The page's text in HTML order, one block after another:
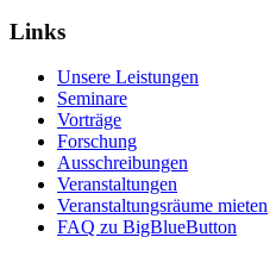
Links
Unsere Leistungen
Seminare
Vorträge
Forschung
Ausschreibungen
Veranstaltungen
Veranstaltungs­räume mieten
FAQ zu BigBlueButton